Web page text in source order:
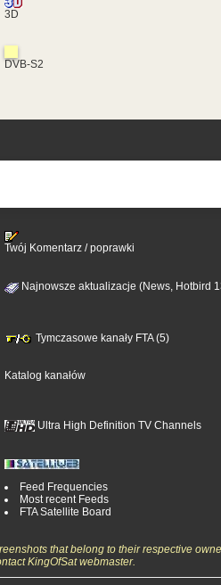
3D
DVB-S2
Twój Komentarz / poprawki
Najnowsze aktualizacje (News, Hotbird
Tymczasowe kanały FTA (5)
Katalog kanałów
Ultra High Definition TV Channels
Feed Frequencies
Most recent Feeds
FTA Satellite Board
that belong to their respective
KingOfSat webmaster.